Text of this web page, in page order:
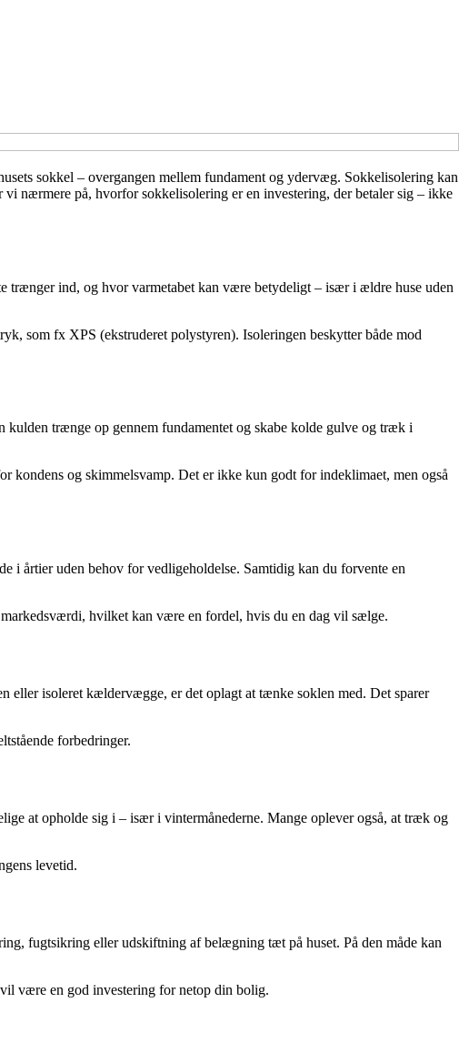
sokkel – overgangen mellem fundament og ydervæg. Sokkelisolering kan
nærmere på, hvorfor sokkelisolering er en investering, der betaler sig – ikke
trænger ind, og hvor varmetabet kan være betydeligt – især i ældre huse uden
som fx XPS (ekstruderet polystyren). Isoleringen beskytter både mod
kulden trænge op gennem fundamentet og skabe kolde gulve og træk i
kondens og skimmelsvamp. Det er ikke kun godt for indeklimaet, men også
i årtier uden behov for vedligeholdelse. Samtidig kan du forvente en
hvilket kan være en fordel, hvis du en dag vil sælge.
eller isoleret kældervægge, er det oplagt at tænke soklen med. Det sparer
forbedringer.
at opholde sig i – især i vintermånederne. Mange oplever også, at træk og
levetid.
fugtsikring eller udskiftning af belægning tæt på huset. På den måde kan
være en god investering for netop din bolig.